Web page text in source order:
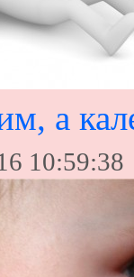
а
10:59:38